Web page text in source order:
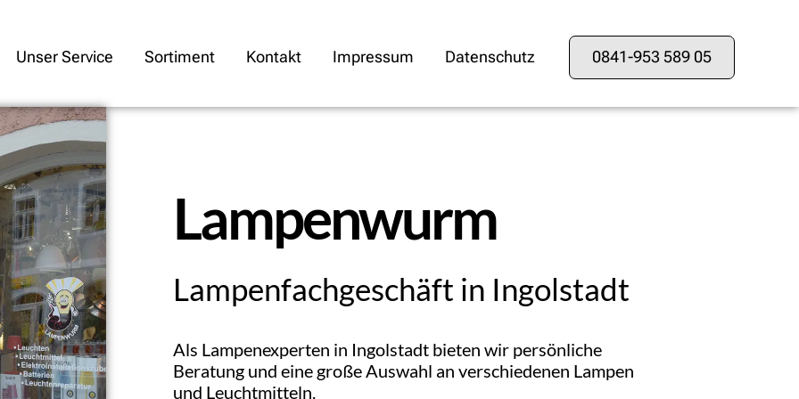
Unser Service Sortiment Kontakt Impressum Datenschutz 0841-953 589 05
Lampenwurm
Lampenfachgeschäft in Ingolstadt
Als Lampenexperten in Ingolstadt bieten wir persönliche
Beratung und eine große Auswahl an verschiedenen Lampen
und Leuchtmitteln.